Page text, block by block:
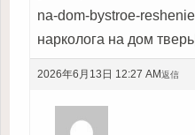
na-dom-bystroe-
нарколога на дом
2026年6月13日 12:27 AM返信